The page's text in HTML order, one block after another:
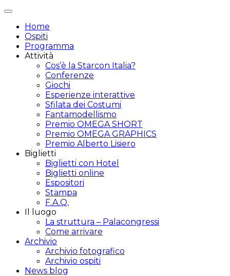
Attiva/disattiva
navigazione
Home
Ospiti
Programma
Attività
Cos’è la Starcon Italia?
Conferenze
Giochi
Esperienze interattive
Sfilata dei Costumi
Fantamodellismo
Premio OMEGA SHORT
Premio OMEGA GRAPHICS
Premio Alberto Lisiero
Biglietti
Biglietti con Hotel
Biglietti online
Espositori
Stampa
F.A.Q.
Il luogo
La struttura – Palacongressi
Come arrivare
Archivio
Archivio fotografico
Archivio ospiti
News blog